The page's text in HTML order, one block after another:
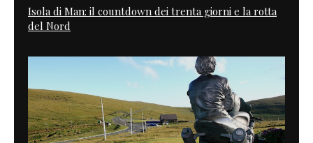
Isola di Man: il countdown dei trenta giorni e la rotta
del Nord